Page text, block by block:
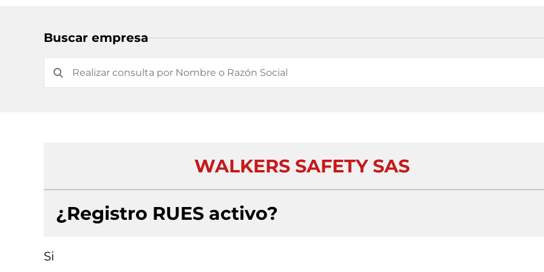
Buscar empresa
WALKERS SAFETY SAS
¿Registro RUES activo?
Si